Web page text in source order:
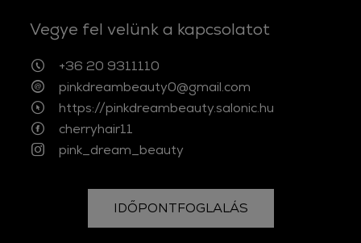
Vegye fel velünk a kapcsolatot
+36 20 9311110
pinkdreambeauty0@gmail.com
https://pinkdreambeauty.salonic.hu
cherryhair11
pink_dream_beauty
IDŐPONTFOGLALÁS